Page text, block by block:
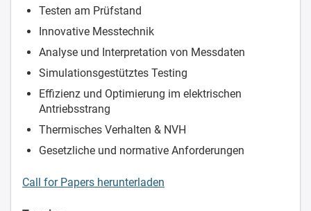
Testen am Prüfstand
Innovative Messtechnik
Analyse und Interpretation von Messdaten
Simulationsgestütztes Testing
Effizienz und Optimierung im elektrischen
Antriebsstrang
Thermisches Verhalten & NVH
Gesetzliche und normative Anforderungen
Call for Papers herunterladen